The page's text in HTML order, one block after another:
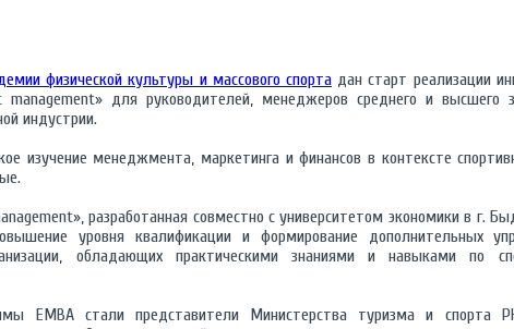
физической культуры и массового спортадан старт реализации
для руководителей, менеджеров среднего и высшего
индустрии.
изучение менеджмента, маркетинга и финансов в контексте
разработанная совместно с университетом экономики в г.
уровня квалификации и формирование дополнительных
обладающих практическими знаниями и навыками по
ЕМВА стали представители Министерства туризма и спорта